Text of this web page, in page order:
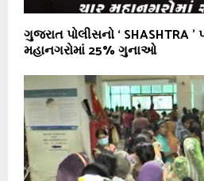
ગુજરાત પોલીસનો ‘ SHASHTRA ’
મહાનગરોમાં 25% ગુનાઓ